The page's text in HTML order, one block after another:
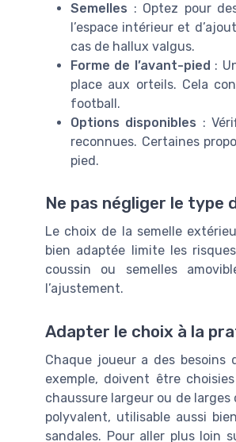
Semelles : Optez pour
l’espace intérieur et
cas de hallux valgus.
Forme de l’avant-pied :
place aux orteils. Cela
football.
Options disponibles :
reconnues. Certaines
pied.
Ne pas négliger le type
Le choix de la semelle
bien adaptée limite les
coussin ou semelles
l’ajustement.
Adapter le choix à la
Chaque joueur a des besoins
exemple, doivent être
chaussure largeur ou de
polyvalent, utilisable aussi
sandales. Pour aller plus loin